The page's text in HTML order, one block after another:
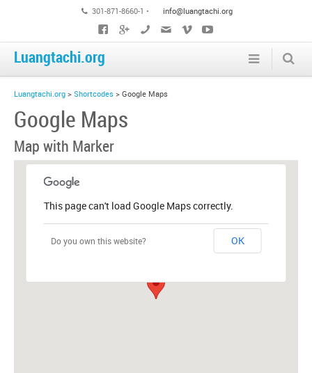
301-871-8660-1 • info@luangtachi.org
Luangtachi.org
Luangtachi.org > Shortcodes > Google Maps
Google Maps
Map with Marker
This page can't load Google Maps correctly.
Do you own this website? OK